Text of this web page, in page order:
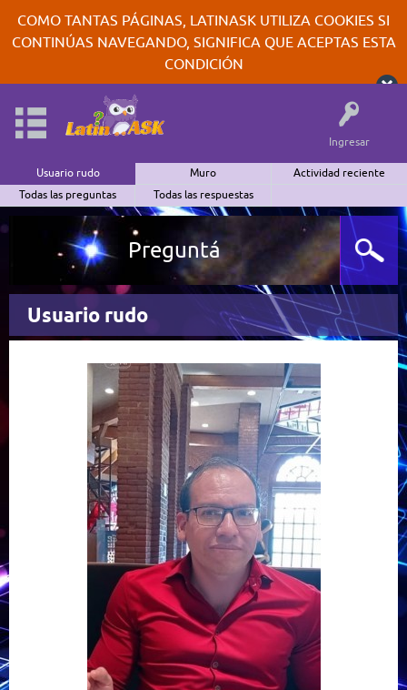
COMO TANTAS PÁGINAS, LATINASK UTILIZA COOKIES SI
CONTINÚAS NAVEGANDO, SIGNIFICA QUE ACEPTAS ESTA
CONDICIÓN
Ingresar
Usuario rudo Muro
Actividad reciente
Todas las preguntas
Todas las respuestas
Preguntá
Usuario rudo